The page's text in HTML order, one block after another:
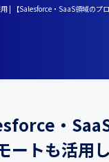
| 【Salesforce・SaaS領域の
・
ートも活用